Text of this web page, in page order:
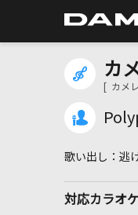
カ
[ カメ
逃
対応カラオ